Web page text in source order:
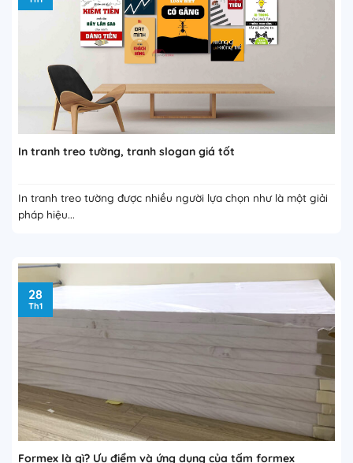
In tranh treo tường, tranh slogan giá tốt
In tranh treo tường được nhiều người lựa chọn như là một giải
pháp hiệu...
Formex là gì? Ưu điểm và ứng dụng của tấm formex
28
Th1